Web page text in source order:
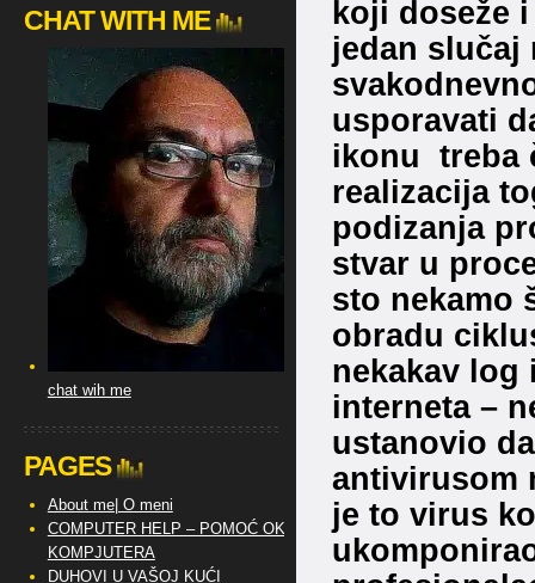
koji doseže
jedan slučaj
usporavati
ikonu treba
realizacija
podizanja
stvar u
sto nekamo
obradu
nekakav log
interneta –
ustanovio
antivirusom
je to virus
CHAT WITH ME
chat wih me
PAGES
About me| O meni
COMPUTER HELP – POMOĆ OKO
KOMPJUTERA
DUHOVI U VAŠOJ KUĆI